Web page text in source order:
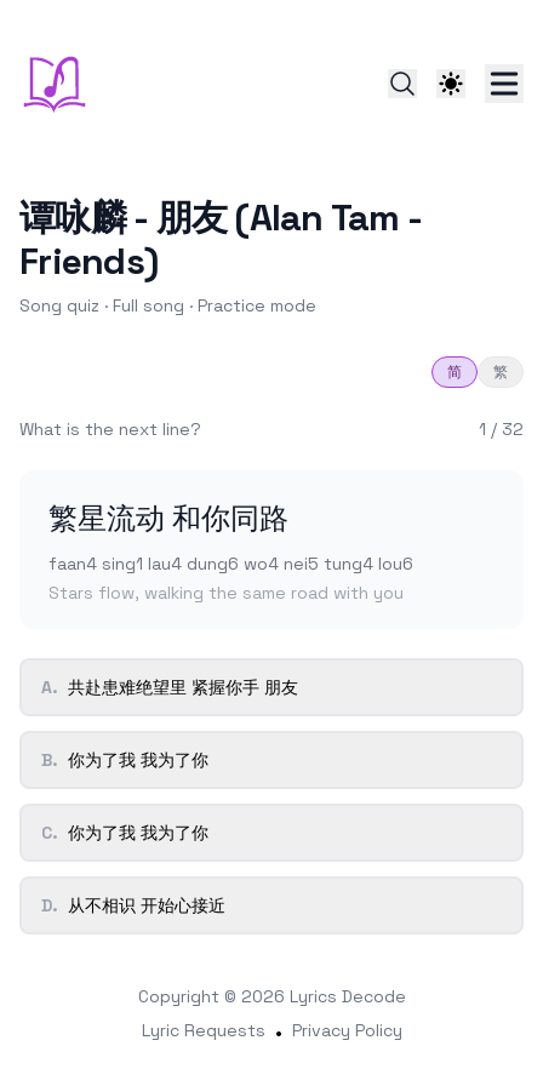
谭咏麟 - 朋友 (Alan Tam -
Friends)
Song quiz · Full song · Practice mode
简 繁
What is the next line? 1 / 32
繁星流动 和你同路
faan4 sing1 lau4 dung6 wo4 nei5 tung4 lou6
Stars flow, walking the same road with you
A. 共赴患难绝望里 紧握你手 朋友
B. 你为了我 我为了你
C. 你为了我 我为了你
D. 从不相识 开始心接近
Copyright © 2026 Lyrics Decode
Lyric Requests • Privacy Policy